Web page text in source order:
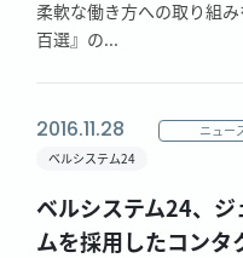
柔軟な働き方への取り組
百選』の...
2016.11.28
ニュー
ベルシステム24
ベルシステム24、
ムを採用したコンタ